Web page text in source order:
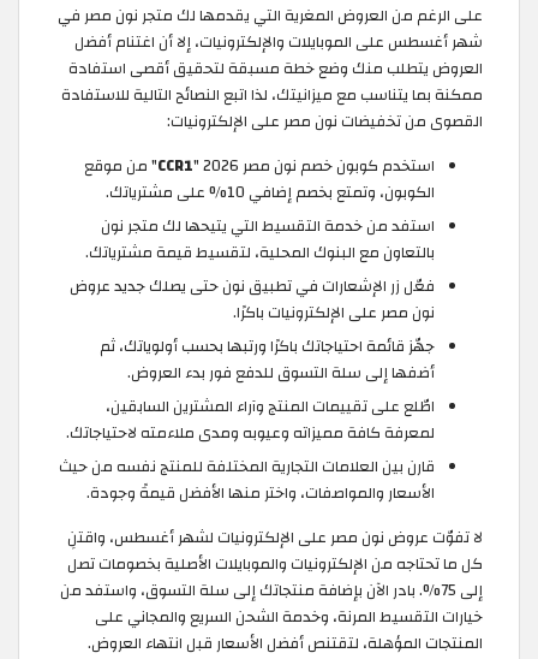
على الرغم من العروض المغرية التي يقدمها لك متجر نون مصر في
شهر أغسطس على الموبايلات والإلكترونيات، إلا أن اغتنام أفضل
العروض يتطلب منك وضع خطة مسبقة لتحقيق أقصى استفادة
ممكنة بما يتناسب مع ميزانيتك، لذا اتبع النصائح التالية للاستفادة
القصوى من تخفيضات نون مصر على الإلكترونيات:
استخدم كوبون خصم نون مصر 2026 "
CCR1" من موقع
الكوبون، وتمتع بخصم إضافي 10% على مشترياتك.
استفد من خدمة التقسيط التي يتيحها لك متجر نون
بالتعاون مع البنوك المحلية، لتقسيط قيمة مشترياتك.
فعّل زر الإشعارات في تطبيق نون حتى يصلك جديد عروض
نون مصر على الإلكترونيات باكرًا.
جهّز قائمة احتياجاتك باكرًا ورتبها بحسب أولوياتك، ثم
أضفها إلى سلة التسوق للدفع فور بدء العروض.
اطّلع على تقييمات المنتج وآراء المشترين السابقين،
لمعرفة كافة مميزاته وعيوبه ومدى ملاءمته لاحتياجاتك.
قارن بين العلامات التجارية المختلفة للمنتج نفسه من حيث
الأسعار والمواصفات، واختر منها الأفضل قيمةً وجودة.
لا تفوّت عروض نون مصر على الإلكترونيات لشهر أغسطس، واقتنِ
كل ما تحتاجه من الإلكترونيات والموبايلات الأصلية بخصومات تصل
إلى 75%. بادر الآن بإضافة منتجاتك إلى سلة التسوق، واستفد من
خيارات التقسيط المرنة، وخدمة الشحن السريع والمجاني على
المنتجات المؤهلة، لتقتنص أفضل الأسعار قبل انتهاء العروض.